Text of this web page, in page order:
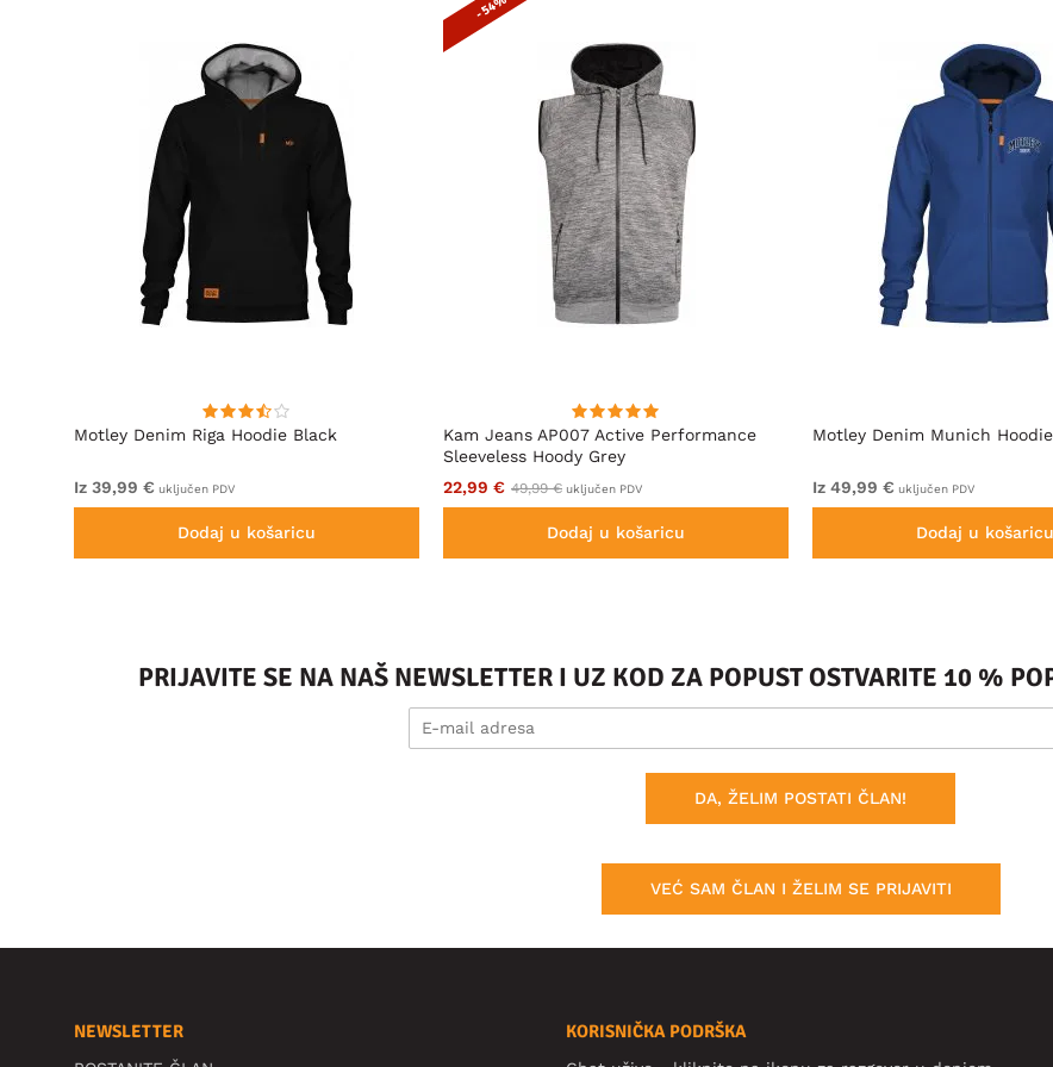
Motley Denim Riga Hoodie Black
Iz 39,99 € uključen PDV
Dodaj u košaricu
Kam Jeans AP007 Active Performance
Sleeveless Hoody Grey
22,99 € 49,99 € uključen PDV
Dodaj u košaricu
Motley Denim Munich
Iz 49,99 € uključen PDV
Dodaj u košaricu
PRIJAVITE SE NA NAŠ NEWSLETTER I UZ KOD ZA POPUST OSTVARITE 10 %
DA, ŽELIM POSTATI ČLAN!
VEĆ SAM ČLAN I ŽELIM SE PRIJAVITI
NEWSLETTER KORISNIČKA PODRŠKA